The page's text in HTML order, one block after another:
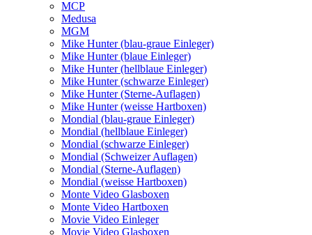
MCP
Medusa
MGM
Mike Hunter (blau-graue Einleger)
Mike Hunter (blaue Einleger)
Mike Hunter (hellblaue Einleger)
Mike Hunter (schwarze Einleger)
Mike Hunter (Sterne-Auflagen)
Mike Hunter (weisse Hartboxen)
Mondial (blau-graue Einleger)
Mondial (hellblaue Einleger)
Mondial (schwarze Einleger)
Mondial (Schweizer Auflagen)
Mondial (Sterne-Auflagen)
Mondial (weisse Hartboxen)
Monte Video Glasboxen
Monte Video Hartboxen
Movie Video Einleger
Movie Video Glasboxen